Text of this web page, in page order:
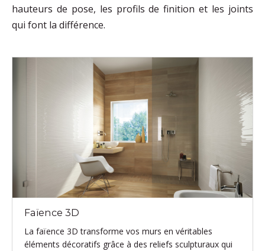
hauteurs de pose, les profils de finition et les joints
qui font la différence.
Faïence 3D
La faïence 3D transforme vos murs en véritables
éléments décoratifs grâce à des reliefs sculpturaux qui